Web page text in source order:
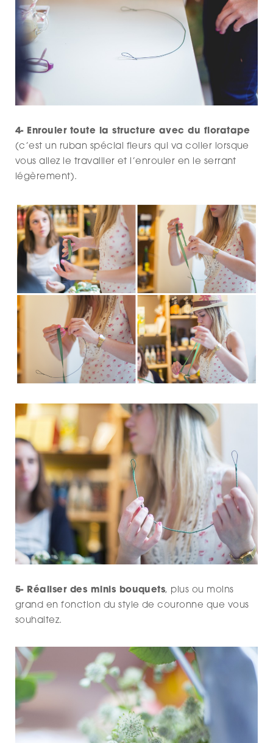
4- Enrouler toute la structure avec du floratape
(c’est un ruban spécial fleurs qui va coller lorsque
vous allez le travailler et l’enrouler en le serrant
légèrement).
5- Réaliser des minis bouquets, plus ou moins
grand en fonction du style de couronne que vous
souhaitez.